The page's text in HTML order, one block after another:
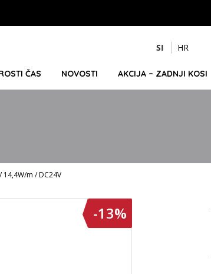
na
SI HR
ČAS NOVOSTI AKCIJA – ZADNJI KOSI
m / DC24V
-13%